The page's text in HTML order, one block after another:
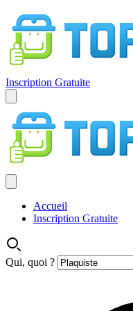
Inscription Gratuite
Accueil
Inscription Gratuite
Qui, quoi ?